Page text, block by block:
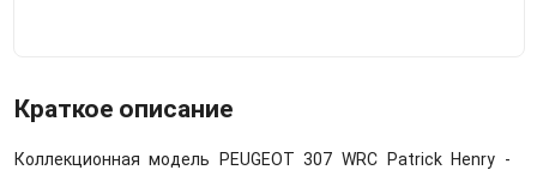
Краткое описание
Коллекционная модель PEUGEOT 307 WRC Patrick Henry -